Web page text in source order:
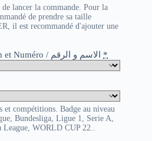
lancer la commande. Pour la
de prendre sa taille
il est recommandé d'ajouter une
Personnalisation Flocage: Nom et Numéro / الاسم و الرقم *
et compétitions. Badge au niveau
Bundesliga, Ligue 1, Serie A,
WORLD CUP 22..